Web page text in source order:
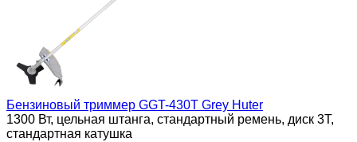
Бензиновый триммер GGT-430T Grey Huter
1300 Вт, цельная штанга, стандартный ремень, диск 3Т,
стандартная катушка